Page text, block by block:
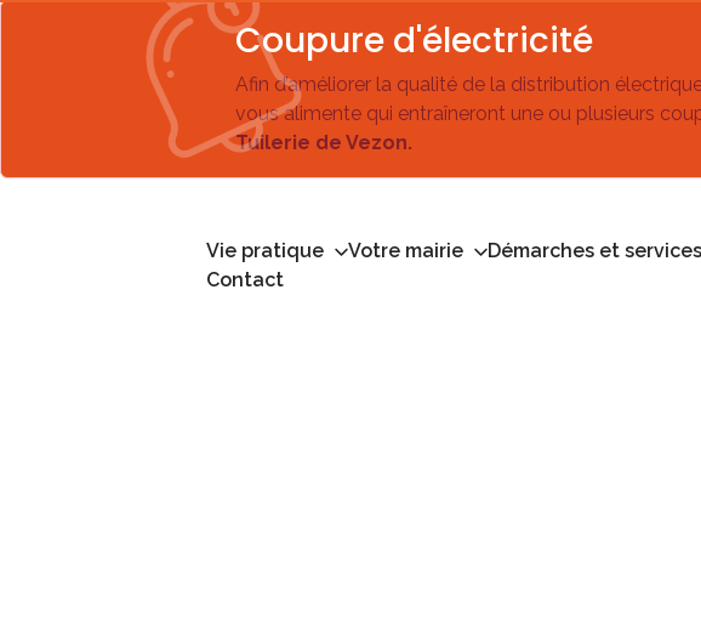
Coupure d'électricité
Afin d’améliorer la qualité de la distribution
vous alimente qui entraîneront une ou plusieurs
Tuilerie de Vezon.
Vie pratique Votre mairie Démarches et services
Contact